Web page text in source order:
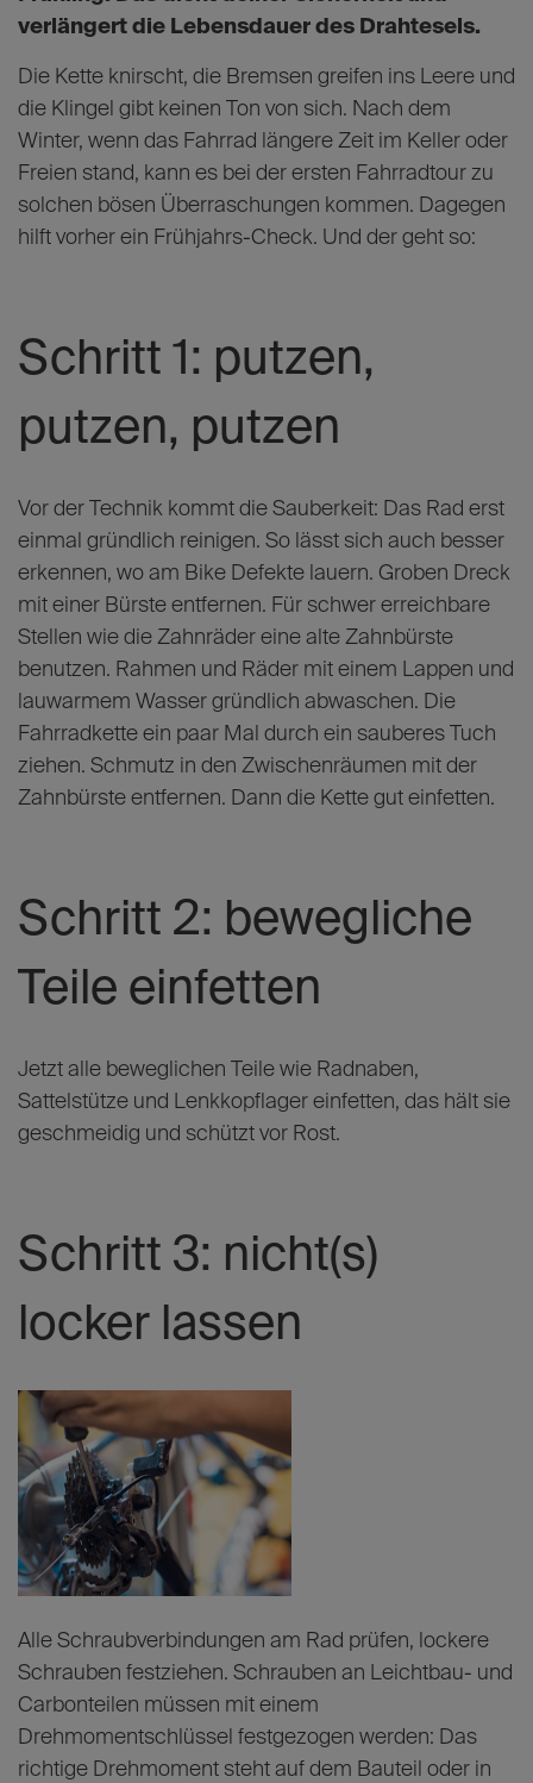
verlängert die Lebensdauer des Drahtesels.
Die Kette knirscht, die Bremsen greifen ins Leere und
die Klingel gibt keinen Ton von sich. Nach dem
Winter, wenn das Fahrrad längere Zeit im Keller oder
Freien stand, kann es bei der ersten Fahrradtour zu
solchen bösen Überraschungen kommen. Dagegen
hilft vorher ein Frühjahrs-Check. Und der geht so:
Schritt 1: putzen,
putzen, putzen
Vor der Technik kommt die Sauberkeit: Das Rad erst
einmal gründlich reinigen. So lässt sich auch besser
erkennen, wo am Bike Defekte lauern. Groben Dreck
mit einer Bürste entfernen. Für schwer erreichbare
Stellen wie die Zahnräder eine alte Zahnbürste
benutzen. Rahmen und Räder mit einem Lappen und
lauwarmem Wasser gründlich abwaschen. Die
Fahrradkette ein paar Mal durch ein sauberes Tuch
ziehen. Schmutz in den Zwischenräumen mit der
Zahnbürste entfernen. Dann die Kette gut einfetten.
Schritt 2: bewegliche
Teile einfetten
Jetzt alle beweglichen Teile wie Radnaben,
Sattelstütze und Lenkkopflager einfetten, das hält sie
geschmeidig und schützt vor Rost.
Schritt 3: nicht(s)
locker lassen
Alle Schraubverbindungen am Rad prüfen, lockere
Schrauben festziehen. Schrauben an Leichtbau- und
Carbonteilen müssen mit einem
Drehmomentschlüssel festgezogen werden: Das
richtige Drehmoment steht auf dem Bauteil oder in